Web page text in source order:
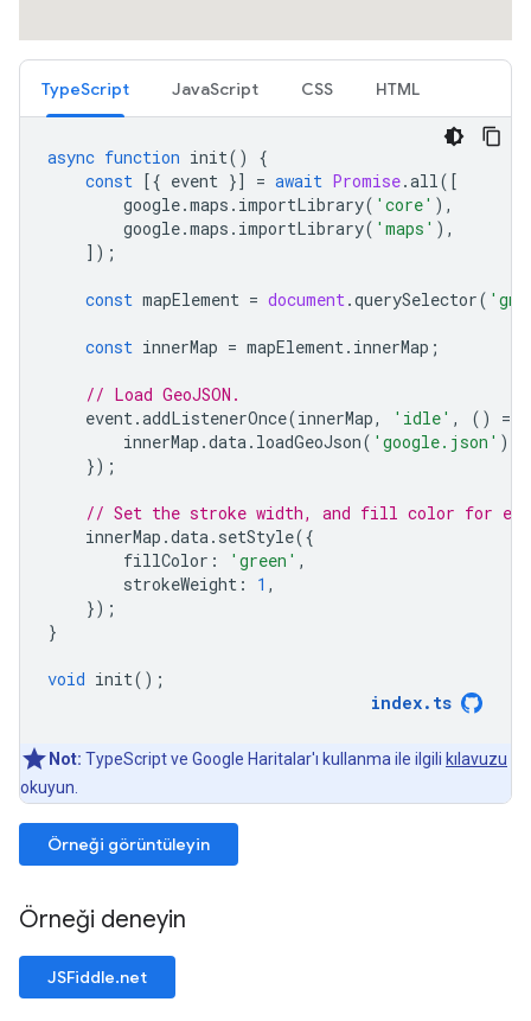
TypeScript JavaScript CSS HTML
async function init()
{
const
[{ event }] = await Promise.all([
google.maps . importLibrary( 'core' ),
google.maps . importLibrary( 'maps' ),
]);
const mapElement = document.querySelector(
const innerMap = mapElement. innerMap ;
// Load GeoJSON.
event.addListenerOnce(innerMap, 'idle' , () =
innerMap .data. loadGeoJson( 'google.json' );
});
// Set the stroke width, and fill color for
innerMap .data. setStyle({
fillColor : 'green' ,
strokeWeight : 1 ,
});
}
void init();
index. ts
Not: TypeScript ve Google Haritalar'ı kullanma ile ilgili kılavuzu
okuyun.
Örneği görüntüleyin
Örneği deneyin
JSFiddle.net